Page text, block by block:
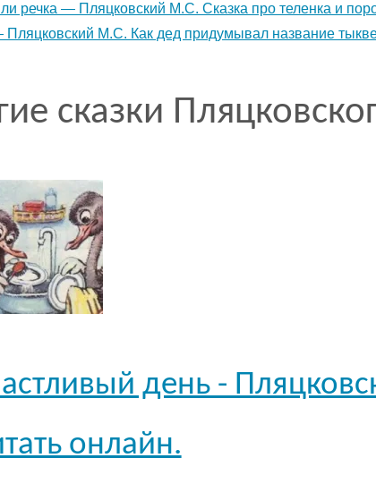
ли речка — Пляцковский М.С. Сказка про теленка и
М.С. Как дед придумывал название
сказки
день -
онлайн.